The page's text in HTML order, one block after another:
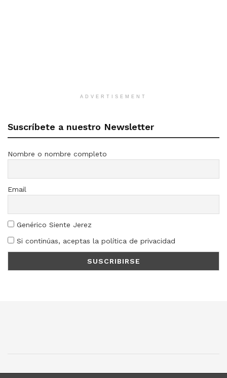
ADVERTISEMENT
Suscríbete a nuestro Newsletter
Nombre o nombre completo
Email
Genérico Siente Jerez
Si continúas, aceptas la política de privacidad